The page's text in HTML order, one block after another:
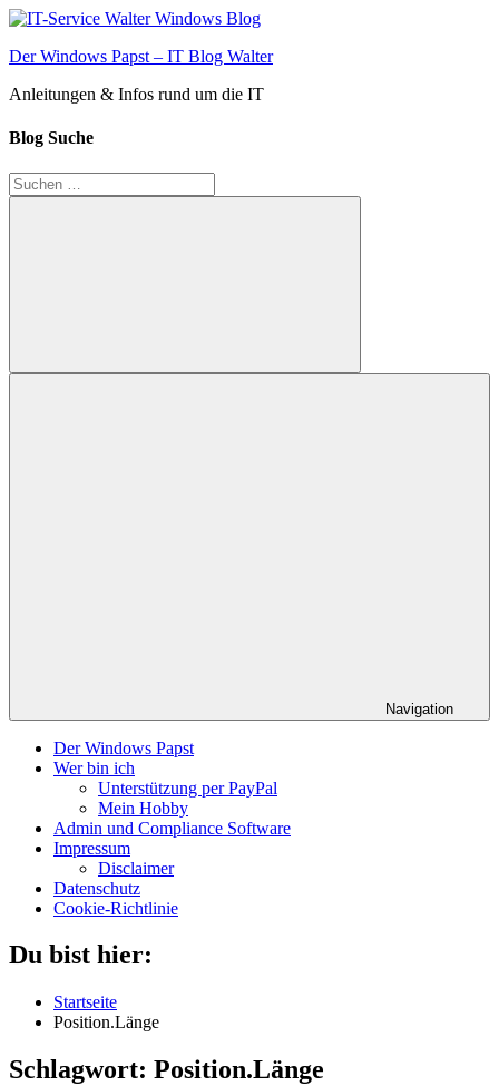
Zum
springen
Der Windows Papst – IT Blog Walter
Anleitungen & Infos rund um die IT
Blog Suche
Suchen
nach:
Suchen
Navigation
Der Windows Papst
Wer bin ich
Unterstützung per PayPal
Mein Hobby
Admin und Compliance Software
Impressum
Disclaimer
Datenschutz
Cookie-Richtlinie
Du bist hier:
Startseite
Position.Länge
Schlagwort: Position.Länge